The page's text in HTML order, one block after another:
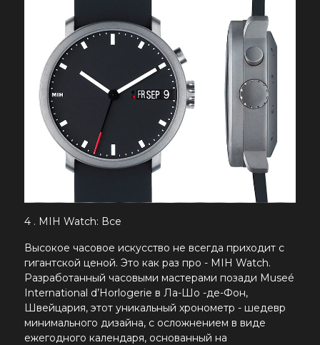
4 . MIH Watch: Все
Высокое часовое искусство не всегда приходит с
гигантской ценой. Это как раз про - MIH Watch.
Разработанный часовыми мастерами позади Museé
International d’Horlogerie в Ла-Шо -де-Фон,
Швейцария, этот уникальный хронометр - шедевр
минимального дизайна, с осложнением в виде
ежегодного календаря, основанный на